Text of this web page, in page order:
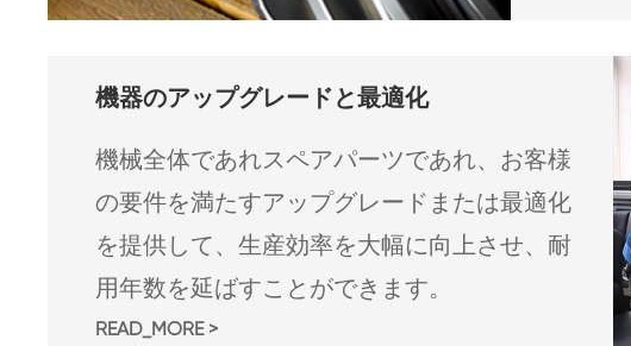
機器のアップグレードと最適化
機械全体であれスペアパーツであれ、お客様
の要件を満たすアップグレードまたは最適化
を提供して、生産効率を大幅に向上させ、耐
用年数を延ばすことができます。
READ_MORE >